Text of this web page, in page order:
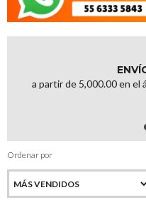
a partir de 5,000.00 en el
Ordenar por